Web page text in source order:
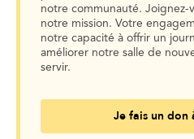
notre communauté. Joignez-
notre mission. Votre
notre capacité à offrir un
améliorer notre salle de
servir.
Je fais un don